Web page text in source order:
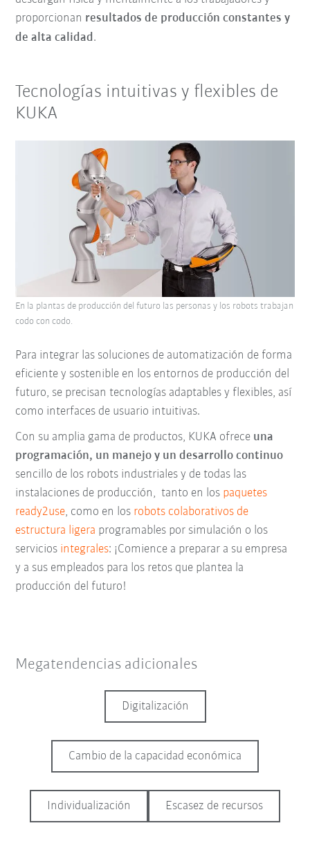
proporcionan resultados de producción constantes y
de alta calidad.
Tecnologías intuitivas y flexibles de
KUKA
Para integrar las soluciones de automatización de forma
eficiente y sostenible en los entornos de producción del
futuro, se precisan tecnologías adaptables y flexibles, así
como interfaces de usuario intuitivas.
Con su amplia gama de productos, KUKA ofrece una
programación, un manejo y un desarrollo continuo
sencillo de los robots industriales y de todas las
instalaciones de producción, tanto en los paquetes
ready2use, como en los robots colaborativos de
estructura ligera programables por simulación o los
servicios integrales: ¡Comience a preparar a su empresa
y a sus empleados para los retos que plantea la
producción del futuro!
En la plantas de producción del futuro las personas y los robots trabajan
codo con codo.
Megatendencias adicionales
Digitalización
Cambio de la capacidad económica
Individualización Escasez de recursos